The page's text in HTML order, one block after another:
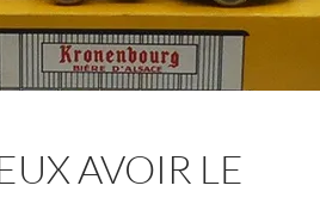
AVOIR LE